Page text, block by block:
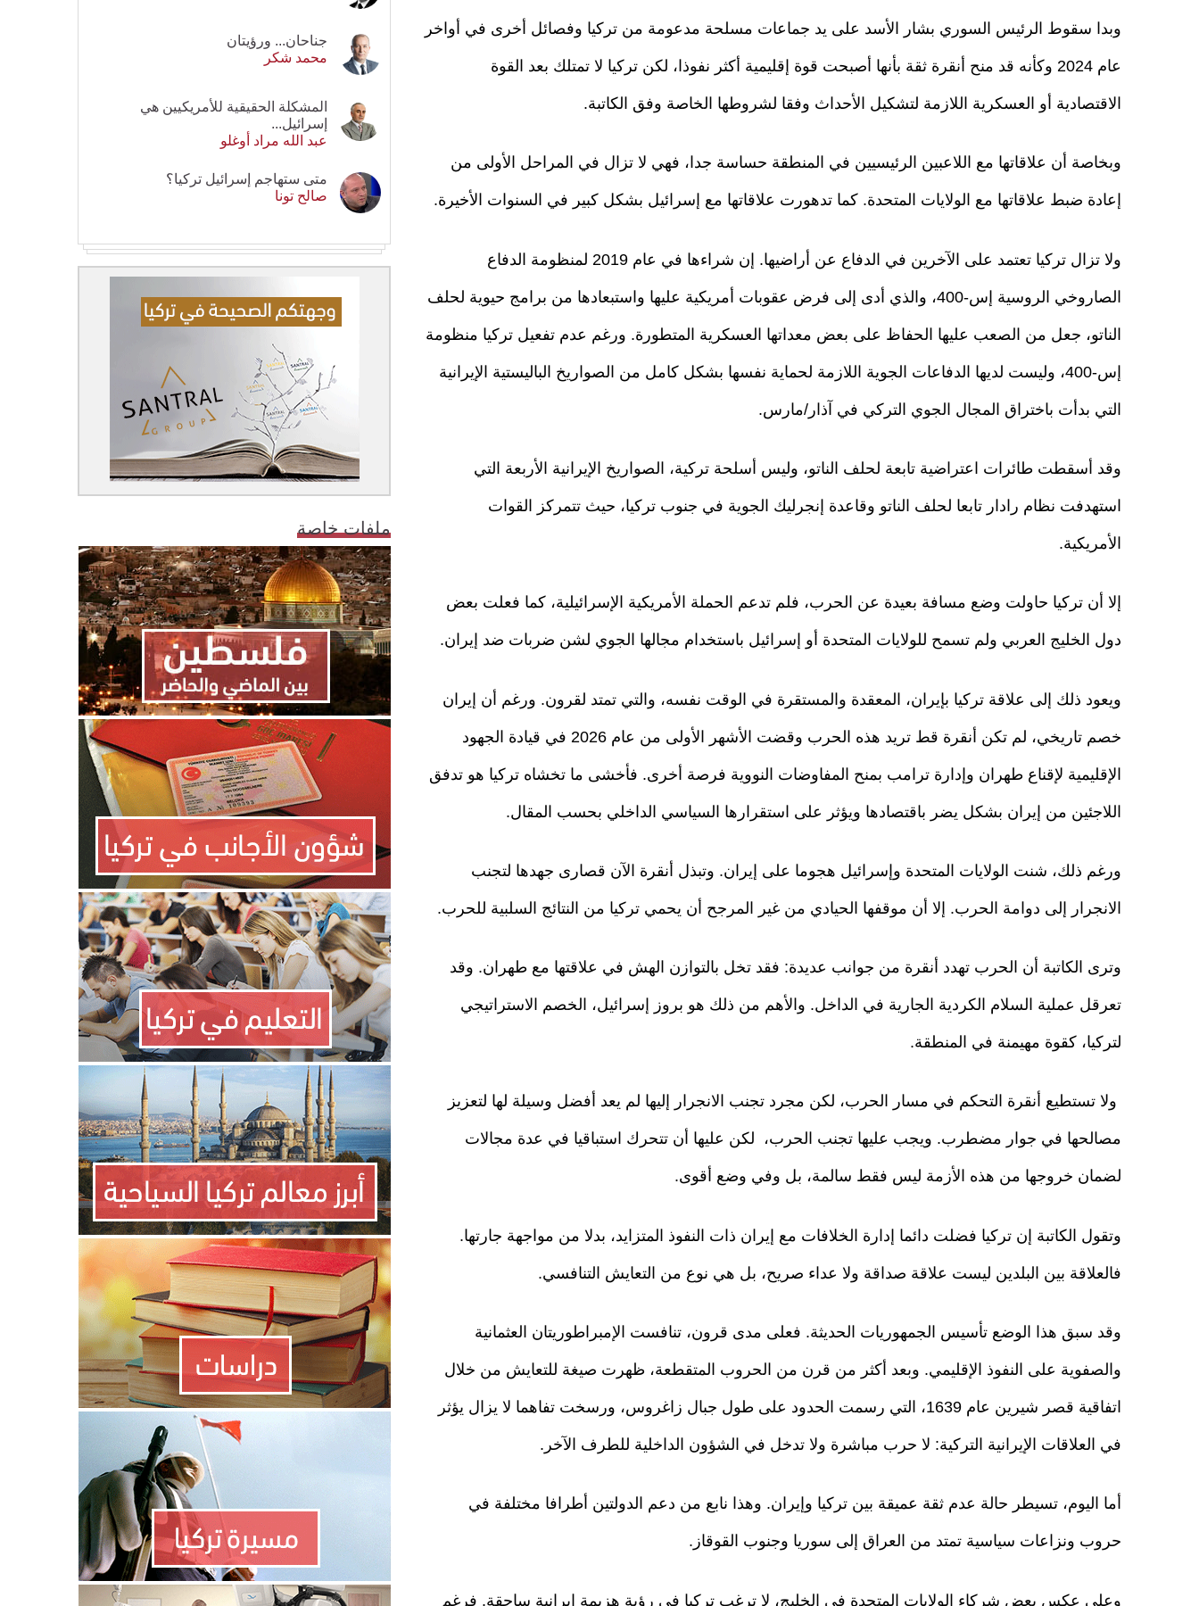
وبدا سقوط الرئيس السوري بشار الأسد على يد جماعات مسلحة مدعومة من تركيا وفصائل أخرى في أواخر
عام 2024 وكأنه قد منح أنقرة ثقة بأنها أصبحت قوة إقليمية أكثر نفوذا، لكن تركيا لا تمتلك بعد القوة
الاقتصادية أو العسكرية اللازمة لتشكيل الأحداث وفقا لشروطها الخاصة وفق الكاتبة.
وبخاصة أن علاقاتها مع اللاعبين الرئيسيين في المنطقة حساسة جدا، فهي لا تزال في المراحل الأولى من
إعادة ضبط علاقاتها مع الولايات المتحدة. كما تدهورت علاقاتها مع إسرائيل بشكل كبير في السنوات الأخيرة.
ولا تزال تركيا تعتمد على الآخرين في الدفاع عن أراضيها. إن شراءها في عام 2019 لمنظومة الدفاع
الصاروخي الروسية إس-400، والذي أدى إلى فرض عقوبات أمريكية عليها واستبعادها من برامج حيوية لحلف
الناتو، جعل من الصعب عليها الحفاظ على بعض معداتها العسكرية المتطورة. ورغم عدم تفعيل تركيا منظومة
إس-400، وليست لديها الدفاعات الجوية اللازمة لحماية نفسها بشكل كامل من الصواريخ الباليستية الإيرانية
التي بدأت باختراق المجال الجوي التركي في آذار/مارس.
وقد أسقطت طائرات اعتراضية تابعة لحلف الناتو، وليس أسلحة تركية، الصواريخ الإيرانية الأربعة التي
استهدفت نظام رادار تابعا لحلف الناتو وقاعدة إنجرليك الجوية في جنوب تركيا، حيث تتمركز القوات
الأمريكية.
إلا أن تركيا حاولت وضع مسافة بعيدة عن الحرب، فلم تدعم الحملة الأمريكية الإسرائيلية، كما فعلت بعض
دول الخليج العربي ولم تسمح للولايات المتحدة أو إسرائيل باستخدام مجالها الجوي لشن ضربات ضد إيران.
ويعود ذلك إلى علاقة تركيا بإيران، المعقدة والمستقرة في الوقت نفسه، والتي تمتد لقرون. ورغم أن إيران
خصم تاريخي، لم تكن أنقرة قط تريد هذه الحرب وقضت الأشهر الأولى من عام 2026 في قيادة الجهود
الإقليمية لإقناع طهران وإدارة ترامب بمنح المفاوضات النووية فرصة أخرى. فأخشى ما تخشاه تركيا هو تدفق
اللاجئين من إيران بشكل يضر باقتصادها ويؤثر على استقرارها السياسي الداخلي بحسب المقال.
ورغم ذلك، شنت الولايات المتحدة وإسرائيل هجوما على إيران. وتبذل أنقرة الآن قصارى جهدها لتجنب
الانجرار إلى دوامة الحرب. إلا أن موقفها الحيادي من غير المرجح أن يحمي تركيا من النتائج السلبية للحرب.
وترى الكاتبة أن الحرب تهدد أنقرة من جوانب عديدة: فقد تخل بالتوازن الهش في علاقتها مع طهران. وقد
تعرقل عملية السلام الكردية الجارية في الداخل. والأهم من ذلك هو بروز إسرائيل، الخصم الاستراتيجي
لتركيا، كقوة مهيمنة في المنطقة.
ولا تستطيع أنقرة التحكم في مسار الحرب، لكن مجرد تجنب الانجرار إليها لم يعد أفضل وسيلة لها لتعزيز
مصالحها في جوار مضطرب. ويجب عليها تجنب الحرب، لكن عليها أن تتحرك استباقيا في عدة مجالات
لضمان خروجها من هذه الأزمة ليس فقط سالمة، بل وفي وضع أقوى.
وتقول الكاتبة إن تركيا فضلت دائما إدارة الخلافات مع إيران ذات النفوذ المتزايد، بدلا من مواجهة جارتها.
فالعلاقة بين البلدين ليست علاقة صداقة ولا عداء صريح، بل هي نوع من التعايش التنافسي.
وقد سبق هذا الوضع تأسيس الجمهوريات الحديثة. فعلى مدى قرون، تنافست الإمبراطوريتان العثمانية
والصفوية على النفوذ الإقليمي. وبعد أكثر من قرن من الحروب المتقطعة، ظهرت صيغة للتعايش من خلال
اتفاقية قصر شيرين عام 1639، التي رسمت الحدود على طول جبال زاغروس، ورسخت تفاهما لا يزال يؤثر
في العلاقات الإيرانية التركية: لا حرب مباشرة ولا تدخل في الشؤون الداخلية للطرف الآخر.
أما اليوم، تسيطر حالة عدم ثقة عميقة بين تركيا وإيران. وهذا نابع من دعم الدولتين أطرافا مختلفة في
حروب ونزاعات سياسية تمتد من العراق إلى سوريا وجنوب القوقاز.
وعلى عكس بعض شركاء الولايات المتحدة في الخليج، لا ترغب تركيا في رؤية هزيمة إيرانية ساحقة. فرغم
جناحان... ورؤيتان
محمد شكر
المشكلة الحقيقية للأمريكيين هي
إسرائيل...
عبد الله مراد أوغلو
متى ستهاجم إسرائيل تركيا؟
صالح تونا
ملفات خاصة